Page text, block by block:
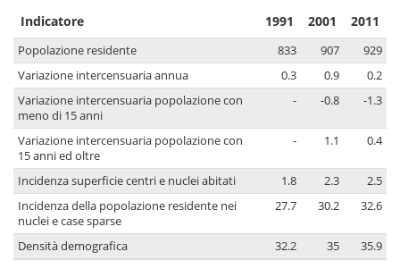
Indicatore 1991 2001 2011
Popolazione residente 833 907
929
Variazione intercensuaria annua
0.3 0.9
0.2
Variazione intercensuaria popolazione con
meno di 15 anni
- -0.8 -1.3
Variazione intercensuaria popolazione con
15 anni ed oltre
- 1.1 0.4
Incidenza superficie centri e nuclei abitati 1.8 2.3
2.5
Incidenza della popolazione residente nei
nuclei e case sparse
27.7 30.2 32.6
Densità demografica 32.2 35 35.9